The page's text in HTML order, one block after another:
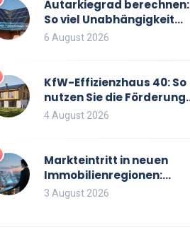
Autarkiegrad berechnen:
So viel Unabhängigkeit
bringt Ihre PV-Anlage mit
6 August 2026
KfW-Effizienzhaus 40: So
nutzen Sie die Förderung
optimal für Neubau und
4 August 2026
Markteintritt in neuen
Immobilienregionen:
Strategien, Risiken und
3 August 2026